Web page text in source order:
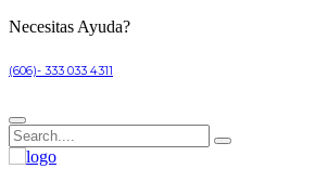
Necesitas Ayuda?
(606)- 333 033 4311